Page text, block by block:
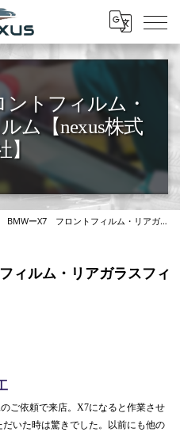
Menu
トフィルム・
ム【nexus株式
】
BMWーX7 フロントフィルム・リアガラスフィルム【nexus株式会社】
ィルム・リアガラスフィ
ご依頼で来店。X7になると作業させ
いた時は驚きでした。以前にも他の